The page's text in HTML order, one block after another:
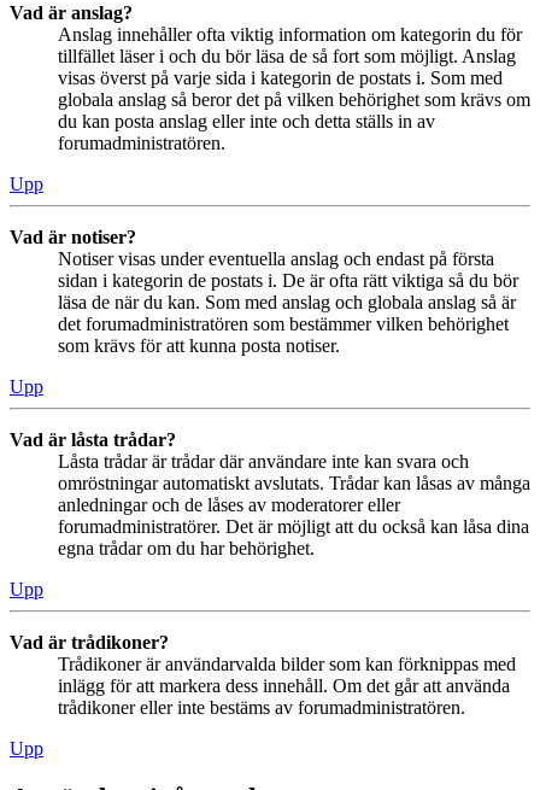
Vad är anslag?
Anslag innehåller ofta viktig information om kategorin du för
tillfället läser i och du bör läsa de så fort som möjligt. Anslag
visas överst på varje sida i kategorin de postats i. Som med
globala anslag så beror det på vilken behörighet som krävs om
du kan posta anslag eller inte och detta ställs in av
forumadministratören.
Upp
Vad är notiser?
Notiser visas under eventuella anslag och endast på första
sidan i kategorin de postats i. De är ofta rätt viktiga så du bör
läsa de när du kan. Som med anslag och globala anslag så är
det forumadministratören som bestämmer vilken behörighet
som krävs för att kunna posta notiser.
Upp
Vad är låsta trådar?
Låsta trådar är trådar där användare inte kan svara och
omröstningar automatiskt avslutats. Trådar kan låsas av många
anledningar och de låses av moderatorer eller
forumadministratörer. Det är möjligt att du också kan låsa dina
egna trådar om du har behörighet.
Upp
Vad är trådikoner?
Trådikoner är användarvalda bilder som kan förknippas med
inlägg för att markera dess innehåll. Om det går att använda
trådikoner eller inte bestäms av forumadministratören.
Upp